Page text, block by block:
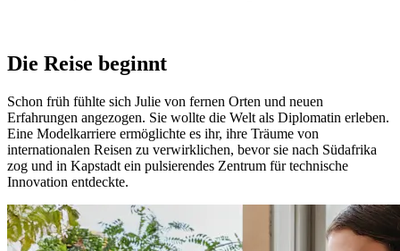
Die Reise beginnt
Schon früh fühlte sich Julie von fernen Orten und neuen
Erfahrungen angezogen. Sie wollte die Welt als Diplomatin erleben.
Eine Modelkarriere ermöglichte es ihr, ihre Träume von
internationalen Reisen zu verwirklichen, bevor sie nach Südafrika
zog und in Kapstadt ein pulsierendes Zentrum für technische
Innovation entdeckte.